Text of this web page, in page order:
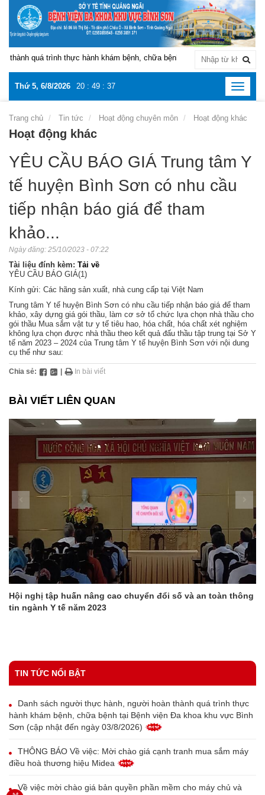
quá trình thực hành khám bệnh, chữa bệnh tại Bệnh viện Đa khoa
Thứ 5, 6/8/2026 20 : 49 : 38
Toggle
Trang chủ Tin tức Hoạt động chuyên môn Hoạt động khác
Hoạt động khác
YÊU CẦU BÁO GIÁ Trung tâm Y
tế huyện Bình Sơn có nhu cầu
tiếp nhận báo giá để tham
khảo...
Ngày đăng: 25/10/2023 - 07:22
Tài liệu đính kèm: Tải về
YÊU CẦU BÁO GIÁ(1)
Kính gửi: Các hãng sản xuất, nhà cung cấp tại Việt Nam
Trung tâm Y tế huyện Bình Sơn có nhu cầu tiếp nhận báo giá để tham
khảo, xây dựng giá gói thầu, làm cơ sở tổ chức lựa chọn nhà thầu cho
gói thầu Mua sắm vật tư y tế tiêu hao, hóa chất, hóa chất xét nghiệm
không lựa chọn được nhà thầu theo kết quả đấu thầu tập trung tại Sở Y
tế năm 2023 – 2024 của Trung tâm Y tế huyện Bình Sơn với nội dung
cụ thể như sau:
Chia sẻ: | In bài viết
BÀI VIẾT LIÊN QUAN
Hội nghị tập huấn nâng cao chuyển đổi số và an toàn thông
tin ngành Y tế năm 2023
TIN TỨC NỔI BẬT
Danh sách người thực hành, người hoàn thành quá trình thực
hành khám bệnh, chữa bệnh tại Bệnh viện Đa khoa khu vực Bình
Sơn (cập nhật đến ngày 03/8/2026)
THÔNG BÁO Về việc: Mời chào giá cạnh tranh mua sắm máy
điều hoà thương hiệu Midea
Về việc mời chào giá bản quyền phần mềm cho máy chủ và